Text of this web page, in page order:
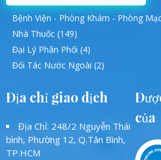
Bệnh Viện - Phòng Khám - Phòng
Nhà Thuốc (149)
Đại Lý Phân Phối (4)
Đối Tác Nước Ngoài (2)
Địa chỉ giao dịch
Địa Chỉ: 248/2 Nguyễn Thái
bình, Phường 12, Q.Tân Bình,
TP.HCM
của